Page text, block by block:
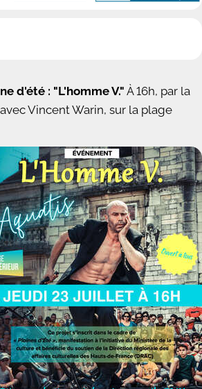
d'été : "L'homme V." À 16h, par la
Vincent Warin, sur la plage